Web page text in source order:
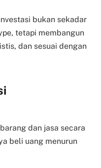
bukan sekadar
tetapi membangun
dan sesuai dengan
dan jasa secara
beli uang menurun